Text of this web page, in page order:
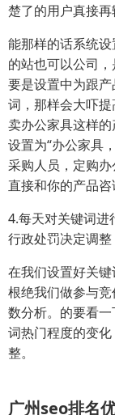
楚了的用户真接再
能那样的话系统
的站也可以公司
要是设置中为跟
词，那样会大吓
卖办公家具这样
设置为“办公家具
采购人员，定购
直接和你的产品咨
4.每天对关键词进
行政处罚决定调整
在我们设置好关
根绝我们做参与
数分析。的要看
词热门程度的变
整。
广州seo排名